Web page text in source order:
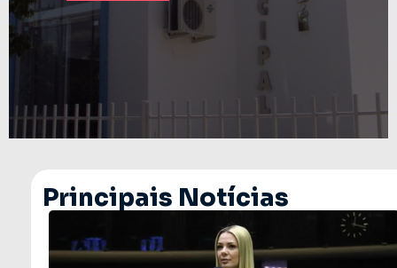
Principais Notícias